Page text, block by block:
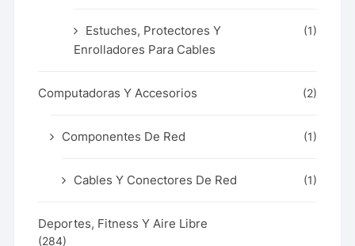
Estuches, Protectores Y
Enrolladores Para Cables
(1)
Computadoras Y Accesorios (2)
Componentes De Red (1)
Cables Y Conectores De Red (1)
Deportes, Fitness Y Aire Libre
(284)